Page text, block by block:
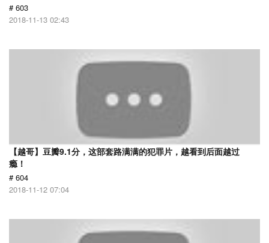
# 603
2018-11-13 02:43
【越哥】豆瓣9.1分，这部套路满满的犯罪片，越看到后面越过
瘾！
# 604
2018-11-12 07:04